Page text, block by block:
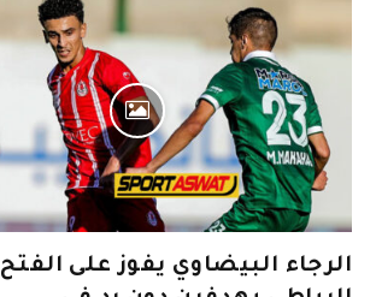
الرجاء البيضاوي يفوز على الفتح